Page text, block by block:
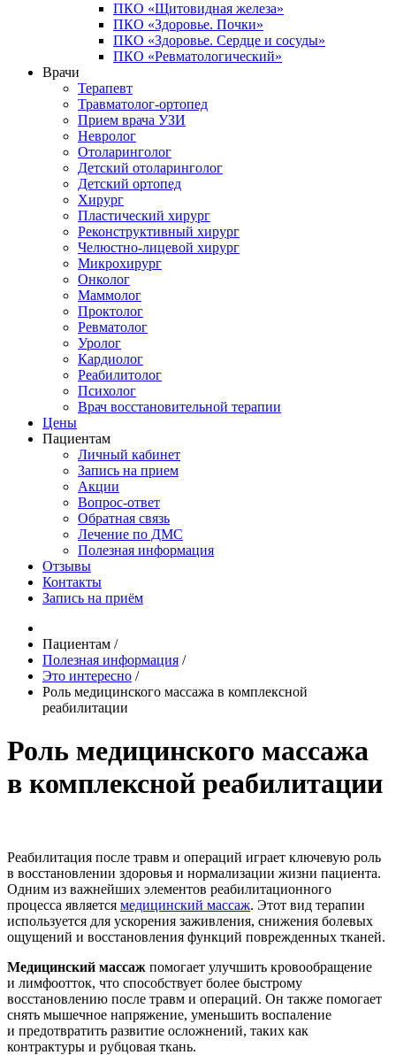
ПКО «Щитовидная железа»
ПКО «Здоровье. Почки»
ПКО «Здоровье. Сердце и сосуды»
ПКО «Ревматологический»
Врачи
Терапевт
Травматолог-ортопед
Прием врача УЗИ
Невролог
Отоларинголог
Детский отоларинголог
Детский ортопед
Хирург
Пластический хирург
Реконструктивный хирург
Челюстно-лицевой хирург
Микрохирург
Онколог
Маммолог
Проктолог
Ревматолог
Уролог
Кардиолог
Реабилитолог
Психолог
Врач восстановительной терапии
Цены
Пациентам
Личный кабинет
Запись на прием
Акции
Вопрос-ответ
Обратная связь
Лечение по ДМС
Полезная информация
Отзывы
Контакты
Запись на приём
Пациентам /
Полезная информация /
Это интересно /
Роль медицинского массажа в комплексной
реабилитации
Роль медицинского массажа
в комплексной реабилитации
Реабилитация после травм и операций играет ключевую роль
в восстановлении здоровья и нормализации жизни пациента.
Одним из важнейших элементов реабилитационного
процесса является медицинский массаж. Этот вид терапии
используется для ускорения заживления, снижения болевых
ощущений и восстановления функций поврежденных тканей.
Медицинский массаж помогает улучшить кровообращение
и лимфоотток, что способствует более быстрому
восстановлению после травм и операций. Он также помогает
снять мышечное напряжение, уменьшить воспаление
и предотвратить развитие осложнений, таких как
контрактуры и рубцовая ткань.